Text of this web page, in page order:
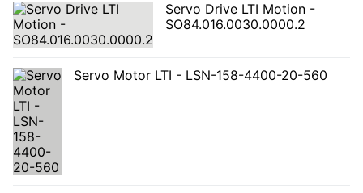
Servo Drive LTI Motion -
SO84.016.0030.0000.2
Servo Motor LTI - LSN-158-4400-20-560